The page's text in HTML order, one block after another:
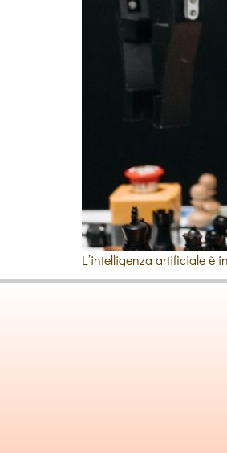
L’intelligenza artificiale è